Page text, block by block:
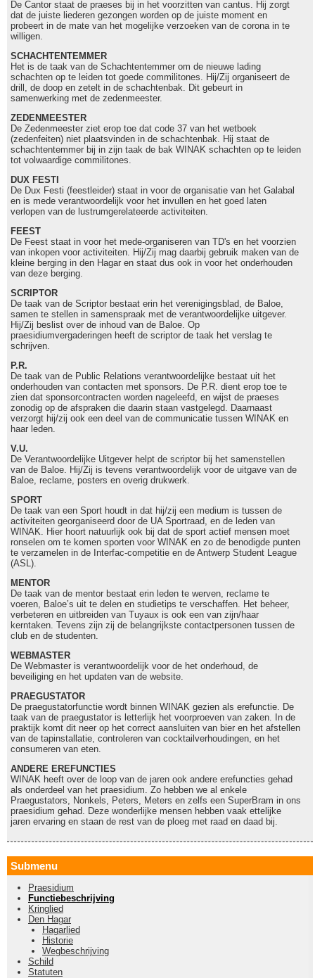
De Cantor staat de praeses bij in het voorzitten van cantus. Hij zorgt
dat de juiste liederen gezongen worden op de juiste moment en
probeert in de mate van het mogelijke verzoeken van de corona in te
willigen.
SCHACHTENTEMMER
Het is de taak van de Schachtentemmer om de nieuwe lading
schachten op te leiden tot goede commilitones. Hij/Zij organiseert de
drill, de doop en zetelt in de schachtenbak. Dit gebeurt in
samenwerking met de zedenmeester.
ZEDENMEESTER
De Zedenmeester ziet erop toe dat code 37 van het wetboek
(zedenfeiten) niet plaatsvinden in de schachtenbak. Hij staat de
schachtentemmer bij in zijn taak de bak WINAK schachten op te leiden
tot volwaardige commilitones.
DUX FESTI
De Dux Festi (feestleider) staat in voor de organisatie van het Galabal
en is mede verantwoordelijk voor het invullen en het goed laten
verlopen van de lustrumgerelateerde activiteiten.
FEEST
De Feest staat in voor het mede-organiseren van TD's en het voorzien
van inkopen voor activiteiten. Hij/Zij mag daarbij gebruik maken van de
kleine berging in den Hagar en staat dus ook in voor het onderhouden
van deze berging.
SCRIPTOR
De taak van de Scriptor bestaat erin het verenigingsblad, de Baloe,
samen te stellen in samenspraak met de verantwoordelijke uitgever.
Hij/Zij beslist over de inhoud van de Baloe. Op
praesidiumvergaderingen heeft de scriptor de taak het verslag te
schrijven.
P.R.
De taak van de Public Relations verantwoordelijke bestaat uit het
onderhouden van contacten met sponsors. De P.R. dient erop toe te
zien dat sponsorcontracten worden nageleefd, en wijst de praeses
zonodig op de afspraken die daarin staan vastgelegd. Daarnaast
verzorgt hij/zij ook een deel van de communicatie tussen WINAK en
haar leden.
V.U.
De Verantwoordelijke Uitgever helpt de scriptor bij het samenstellen
van de Baloe. Hij/Zij is tevens verantwoordelijk voor de uitgave van de
Baloe, reclame, posters en overig drukwerk.
SPORT
De taak van een Sport houdt in dat hij/zij een medium is tussen de
activiteiten georganiseerd door de UA Sportraad, en de leden van
WINAK. Hier hoort natuurlijk ook bij dat de sport actief mensen moet
ronselen om te komen sporten voor WINAK en zo de benodigde punten
te verzamelen in de Interfac-competitie en de Antwerp Student League
(ASL).
MENTOR
De taak van de mentor bestaat erin leden te werven, reclame te
voeren, Baloe’s uit te delen en studietips te verschaffen. Het beheer,
verbeteren en uitbreiden van Tuyaux is ook een van zijn/haar
kerntaken. Tevens zijn zij de belangrijkste contactpersonen tussen de
club en de studenten.
WEBMASTER
De Webmaster is verantwoordelijk voor de het onderhoud, de
beveiliging en het updaten van de website.
PRAEGUSTATOR
De praegustatorfunctie wordt binnen WINAK gezien als erefunctie. De
taak van de praegustator is letterlijk het voorproeven van zaken. In de
praktijk komt dit neer op het correct aansluiten van bier en het afstellen
van de tapinstallatie, controleren van cocktailverhoudingen, en het
consumeren van eten.
ANDERE EREFUNCTIES
WINAK heeft over de loop van de jaren ook andere erefuncties gehad
als onderdeel van het praesidium. Zo hebben we al enkele
Praegustators, Nonkels, Peters, Meters en zelfs een SuperBram in ons
praesidium gehad. Deze wonderlijke mensen hebben vaak ettelijke
jaren ervaring en staan de rest van de ploeg met raad en daad bij.
Submenu
Praesidium
Functiebeschrijving
Kringlied
Den Hagar
Hagarlied
Historie
Wegbeschrijving
Schild
Statuten